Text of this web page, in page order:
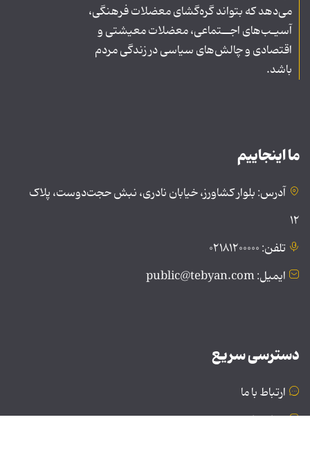
می‌دهد که بتواند گره‌گشای معضلات فرهنگی،
آسیـب‌های اجــتماعی، معضلات معیشتی و
اقتصادی و چالش‌های سیاسی در زندگی مردم
باشد.
ما اینجاییم
آدرس: بلوار کشاورز، خیابان نادری، نبش حجت‌دوست، پلاک
۱۲
تلفن: ۰۲۱۸۱۲۰۰۰۰۰
ایمیل: public@tebyan.com
دسترسی سریع
ارتباط با ما
درباره ما